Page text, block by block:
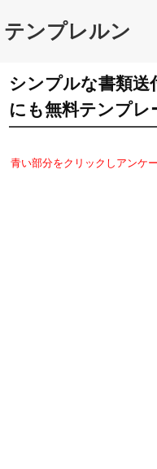
テンプレルン
シンプルな書類送
にも無料テンプレ
青い部分をクリックしアンケ